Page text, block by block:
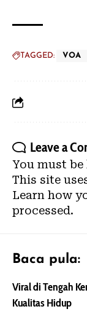
TAGGED: VOA
Leave a
You must be
This site
Learn how
processed.
Baca pula:
Viral di Tengah
Kualitas Hidup